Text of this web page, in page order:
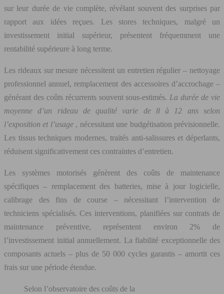
sur leur durée de vie complète, révélant souvent des surprises par
rapport aux idées reçues. Les stores techniques, malgré un
investissement initial supérieur, présentent fréquemment une
rentabilité supérieure à long terme.
Les rideaux sur mesure nécessitent un entretien régulier – nettoyage
professionnel annuel, remplacement des accessoires d’accrochage –
générant des coûts récurrents souvent sous-estimés. La durée de vie
moyenne d’un rideau de qualité varie de 8 à 12 ans selon
l’exposition et l’usage , nécessitant une budgétisation prévisionnelle.
Les tissus techniques modernes, traités anti-salissures et déperlants,
réduisent significativement ces contraintes d’entretien.
Les systèmes motorisés génèrent des coûts de maintenance
spécifiques – remplacement des batteries, mise à jour logicielle,
calibrage des fins de course – nécessitant l’intervention de
techniciens spécialisés. Ces interventions, planifiées sur contrats de
maintenance préventive, représentent environ 2% de
l’investissement initial annuellement. La fiabilité exceptionnelle des
composants actuels – plus de 50 000 cycles garantis – amortit ces
frais sur une période étendue.
Selon l’observatoire des coûts de la